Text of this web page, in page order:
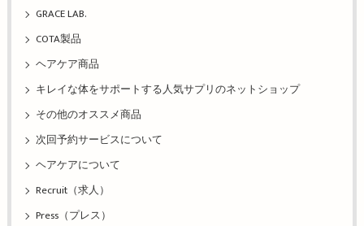
GRACE LAB.
COTA製品
ヘアケア商品
キレイな体をサポートする人気サプリのネットショップ
その他のオススメ商品
次回予約サービスについて
ヘアケアについて
Recruit（求人）
Press（プレス）